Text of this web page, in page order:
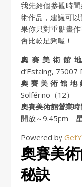
我先給個參觀時
術作品，建議可
果你只對重點畫
會比較足夠喔！
奧賽美術館
d’Estaing, 75007
奧賽美術館地
Solférino（12）
奧賽美術館營業時
開放～9.45pm｜
Powered by
奧賽美
秘訣